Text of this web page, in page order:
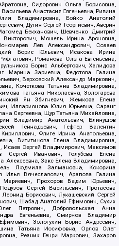
Сидорович Ольга Борисовна,
Анастасия Евгеньевна, Ривина
Владимировна, Бойко Анатолий
Дугин Сергей Георгиевич, Аверин
Бекханович, Шевченко Дмитрий
Викторович, Мошель Ирина Ароновна,
Лев Александрович, Созаев
Борис Юльевич, Исакова Ирина
Романова Ольга Евгеньевна,
Борис Альбертович, Халидова
Марина Зариевна, Федотова Галина
Верховский Александр Маркович,
Кочеткова Татьяна Владимировна,
Татьяна Николаевна, Золотарева
Ян Збигневич, Жемкова Елена
Илларионова Юлия Юрьевна, Саранг
Сергеевна, Щур Татьяна Михайловна,
Владимир Анатольевич, Блинушов
Геннадьевич, Гефтер Валентин
Флиге Ирина Анатольевна,
Вититинова Елена Владимировна,
Исаев Сергей Владимирович, Максимов
Сергей Иванович, Голубева Елена
Алексеевна, Закс Елена Владимировна,
Людмила Залмановна, Кокорина
Илья Вячеславович, Арапова Галина
Мариевич, Прохоров Вадим Юрьевич,
Сергей Васильевич, Протасова
Борисович, Лукашевский Сергей
Шабад Анатолий Ефимович, Сухих
Петрович, Добровольская Анна
Евгеньевна, Смирнов Владимир
Золотухин Борис Андреевич,
Татьяна Иосифовна, Орлов Олег
Резник Генри Маркович, Захаров